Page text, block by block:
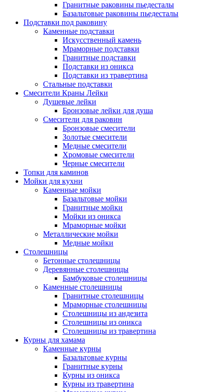
Гранитные раковины пьедесталы
Базальтовые раковины пьедесталы
Подставки под раковину
Каменные подставки
Искусственный камень
Мраморные подставки
Гранитные подставки
Подставки из оникса
Подставки из травертина
Стальные подставки
Смесители Краны Лейки
Душевые лейки
Бронзовые лейки для душа
Смесители для раковин
Бронзовые смесители
Золотые смесители
Медные смесители
Хромовые смесители
Черные смесители
Топки для каминов
Мойки для кухни
Каменные мойки
Базальтовые мойки
Гранитные мойки
Мойки из оникса
Мраморные мойки
Металлические мойки
Медные мойки
Столешницы
Бетонные столешницы
Деревянные столешницы
Бамбуковые столешницы
Каменные столешницы
Гранитные столешницы
Мраморные столешницы
Столешницы из андезита
Столешницы из оникса
Столешницы из травертина
Курны для хамама
Каменные курны
Базальтовые курны
Гранитные курны
Курны из оникса
Курны из травертина